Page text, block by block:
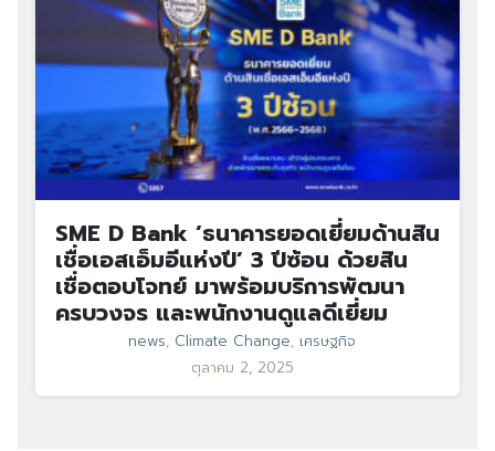
SME D Bank ‘ธนาคารยอดเยี่ยมด้านสิน
เชื่อเอสเอ็มอีแห่งปี’ 3 ปีซ้อน ด้วยสิน
เชื่อตอบโจทย์ มาพร้อมบริการพัฒนา
ครบวงจร และพนักงานดูแลดีเยี่ยม
news, Climate Change, เศรษฐกิจ
ตุลาคม 2, 2025